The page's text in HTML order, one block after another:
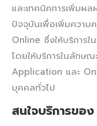
และเทคนิคการเพิ่มผ
ปัจจุบันเพื่อเพิ่มควา
Online ซึ่งให้บริการ
โดยให้บริการในลักษ
Application และ
บุคคลทั่วไป
สนใจบริการขอ